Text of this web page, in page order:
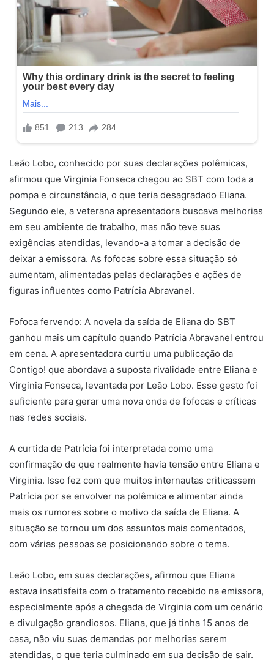
Leão Lobo, conhecido por suas declarações polêmicas,
afirmou que Virginia Fonseca chegou ao SBT com toda a
pompa e circunstância, o que teria desagradado Eliana.
Segundo ele, a veterana apresentadora buscava melhorias
em seu ambiente de trabalho, mas não teve suas
exigências atendidas, levando-a a tomar a decisão de
deixar a emissora. As fofocas sobre essa situação só
aumentam, alimentadas pelas declarações e ações de
figuras influentes como Patrícia Abravanel.
Fofoca fervendo: A novela da saída de Eliana do SBT
ganhou mais um capítulo quando Patrícia Abravanel entrou
em cena. A apresentadora curtiu uma publicação da
Contigo! que abordava a suposta rivalidade entre Eliana e
Virginia Fonseca, levantada por Leão Lobo. Esse gesto foi
suficiente para gerar uma nova onda de fofocas e críticas
nas redes sociais.
A curtida de Patrícia foi interpretada como uma
confirmação de que realmente havia tensão entre Eliana e
Virginia. Isso fez com que muitos internautas criticassem
Patrícia por se envolver na polêmica e alimentar ainda
mais os rumores sobre o motivo da saída de Eliana. A
situação se tornou um dos assuntos mais comentados,
com várias pessoas se posicionando sobre o tema.
Leão Lobo, em suas declarações, afirmou que Eliana
estava insatisfeita com o tratamento recebido na emissora,
especialmente após a chegada de Virginia com um cenário
e divulgação grandiosos. Eliana, que já tinha 15 anos de
casa, não viu suas demandas por melhorias serem
atendidas, o que teria culminado em sua decisão de sair.